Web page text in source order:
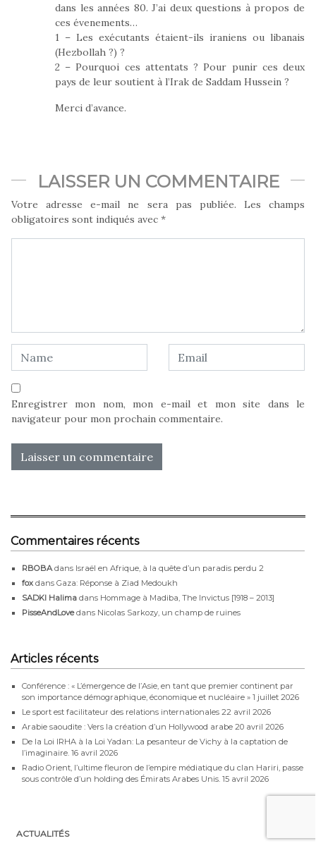
dans les années 80. J’ai deux questions à propos de
ces évenements…
1 – Les exécutants étaient-ils iraniens ou libanais
(Hezbollah ?) ?
2 – Pourquoi ces attentats ? Pour punir ces deux
pays de leur soutient à l’Irak de Saddam Hussein ?
Merci d’avance.
LAISSER UN COMMENTAIRE
Votre adresse e-mail ne sera pas publiée.
Les champs
obligatoires sont indiqués avec *
Enregistrer mon nom, mon e-mail et mon site dans le
navigateur pour mon prochain commentaire.
Commentaires récents
RBOBA dans Israël en Afrique, à la quête d’un paradis perdu 2
fox dans Gaza: Réponse à Ziad Medoukh
SADKI Halima dans Hommage à Madiba, The Invictus [1918 – 2013]
PisseAndLovedans Nicolas Sarkozy, un champ de ruines
Articles récents
Conférence : « L’émergence de l’Asie, en tant que premier continent par
son importance démographique, économique et nucléaire » 1 juillet 2026
Le sport est facilitateur des relations internationales 22 avril 2026
Arabie saoudite : Vers la création d’un Hollywood arabe 20 avril 2026
De la Loi IRHA à la Loi Yadan: La pesanteur de Vichy à la captation de
l’imaginaire. 16 avril 2026
Radio Orient, l’ultime fleuron de l’empire médiatique du clan Hariri, passe
sous contrôle d’un holding des Émirats Arabes Unis. 15 avril 2026
ACTUALITÉS